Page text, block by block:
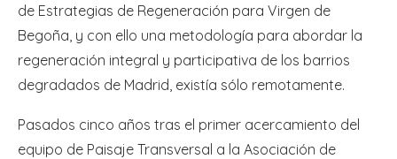
de Estrategias de Regeneración para Virgen de
Begoña, y con ello una metodología para abordar la
regeneración integral y participativa de los barrios
degradados de Madrid, existía sólo remotamente.
Pasados cinco años tras el primer acercamiento del
equipo de Paisaje Transversal a la Asociación de